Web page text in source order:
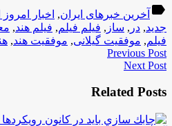
label آخرین خبرهای ایران, اخبار امروز
جدید, در , ساز , فیلم فیلم, فیلم هند,
فیلم, موفقیت گیلانی, موفقیت هند,
Previous Post
Next Post
Related Posts